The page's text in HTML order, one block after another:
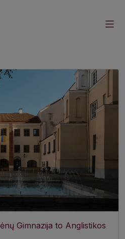
Gimnazija to Anglistikos